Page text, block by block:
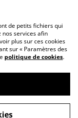
Terms
Policy
de petits fichiers qui
services afin
plus sur ces cookies
sur « Paramètres des
politique de cookies.